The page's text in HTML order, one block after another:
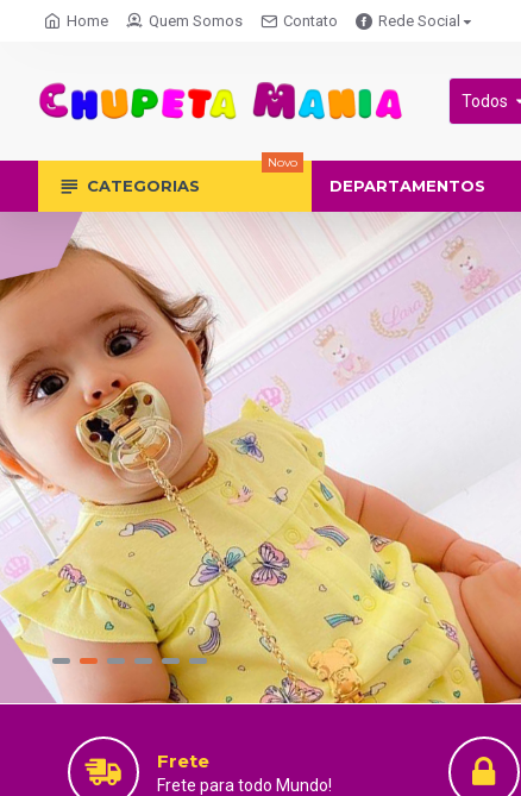
Home Quem Somos Contato Rede Social
Todos
CATEGORIAS
Novo
DEPARTAMENTOS
Frete
Frete para todo Mundo!